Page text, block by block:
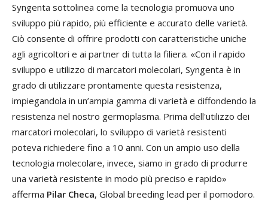
Syngenta sottolinea come la tecnologia promuova uno
sviluppo più rapido, più efficiente e accurato delle varietà.
Ciò consente di offrire prodotti con caratteristiche uniche
agli agricoltori e ai partner di tutta la filiera. «Con il rapido
sviluppo e utilizzo di marcatori molecolari, Syngenta è in
grado di utilizzare prontamente questa resistenza,
impiegandola in un’ampia gamma di varietà e diffondendo la
resistenza nel nostro germoplasma. Prima dell'utilizzo dei
marcatori molecolari, lo sviluppo di varietà resistenti
poteva richiedere fino a 10 anni. Con un ampio uso della
tecnologia molecolare, invece, siamo in grado di produrre
una varietà resistente in modo più preciso e rapido»
afferma Pilar Checa, Global breeding lead per il pomodoro.